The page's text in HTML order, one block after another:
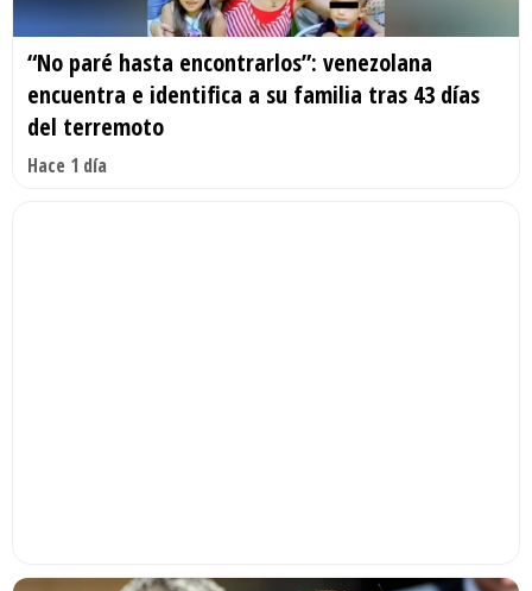
“No paré hasta encontrarlos”: venezolana
encuentra e identifica a su familia tras 43 días
del terremoto
Hace 1 día